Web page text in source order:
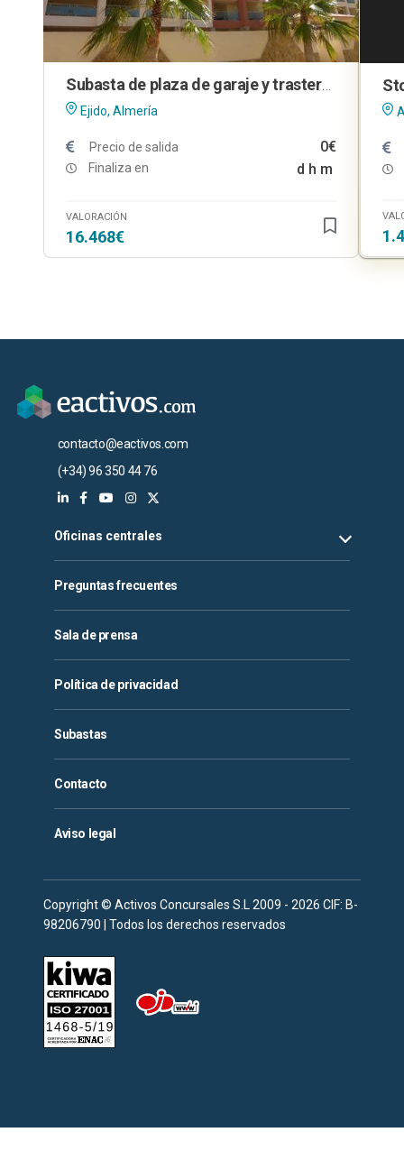
Subasta de plaza de garaje y trastero en El Ejido (Almería)
Ejido, Almería
Precio de salida 0€
Finaliza en d h m
VALORACIÓN
16.468€
contacto@eactivos.com
(+34) 96 350 44 76
Oficinas centrales
Preguntas frecuentes
Sala de prensa
Política de privacidad
Subastas
Contacto
Aviso legal
Copyright © Activos Concursales S.L 2009 - 2026 CIF: B-
98206790 | Todos los derechos reservados